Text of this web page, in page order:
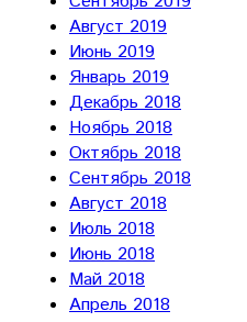
Август 2019
Июнь 2019
Январь 2019
Декабрь 2018
Ноябрь 2018
Октябрь 2018
Сентябрь 2018
Август 2018
Июль 2018
Июнь 2018
Май 2018
Апрель 2018